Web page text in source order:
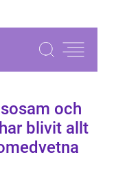
och
blivit allt